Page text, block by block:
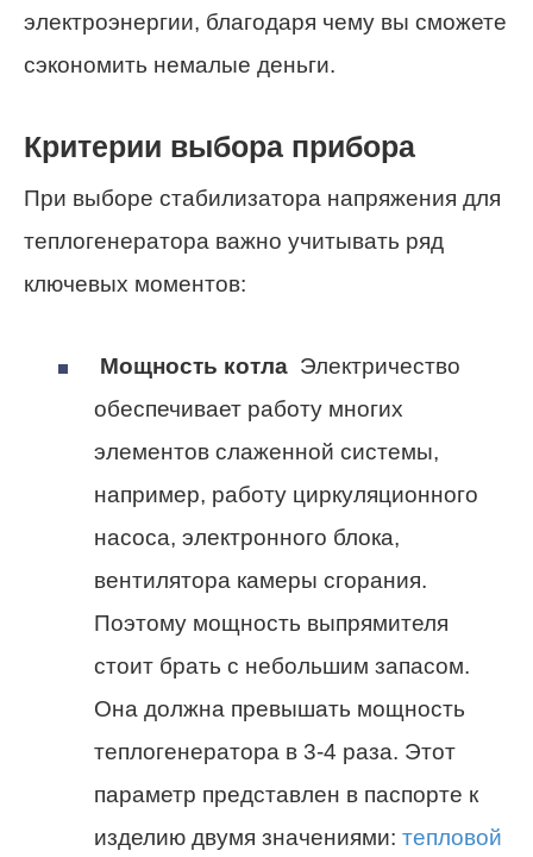
электроэнергии, благодаря чему вы сможете
сэкономить немалые деньги.
Критерии выбора прибора
При выборе стабилизатора напряжения для
теплогенератора важно учитывать ряд
ключевых моментов:
Мощность котла Электричество
обеспечивает работу многих
элементов слаженной системы,
например, работу циркуляционного
насоса, электронного блока,
вентилятора камеры сгорания.
Поэтому мощность выпрямителя
стоит брать с небольшим запасом.
Она должна превышать мощность
теплогенератора в 3-4 раза. Этот
параметр представлен в паспорте к
изделию двумя значениями: тепловой